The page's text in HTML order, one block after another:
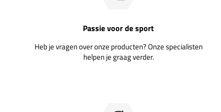
Passie voor de sport
Heb je vragen over onze producten? Onze specialisten
helpen je graag verder.